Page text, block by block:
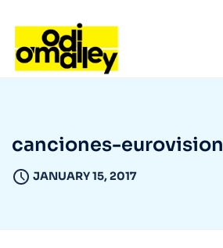
canciones-eurovision
JANUARY 15, 2017